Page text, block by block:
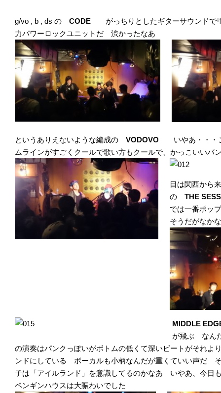
g/vo , b , ds の CODE がっちりとしたギターサウンドで
力パワーロックユニットだ 渋かったなあ
というありえないような編成の VODOVO いやあ・・
ムラインがすごくクールで歌い方もクールで、かっこいいバ
目は関西から
の THE
では一番ポッ
そうだがなか
MIDDLE
が飛ぶ なん
の演奏はパンクっぽいがボトムの低くて深いビートがそれよ
ンドにしている ボーカルも小柄なんだが重くていい声だ
子は「アイルランド」を意識してるのかなあ いやあ、今日
ペンギンハウスは大賑わいでした